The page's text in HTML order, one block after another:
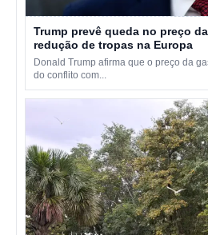
Trump prevê queda no preço
redução de tropas na Europa
Donald Trump afirma que o preço da
do conflito com...